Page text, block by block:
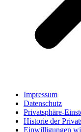
Impressum
Datenschutz
Privatsphäre-
Historie der
Einwilligungen